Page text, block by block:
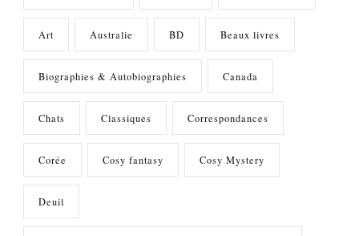
Art Australie BD Beaux livres
Biographies & Autobiographies Canada
Chats Classiques Correspondances
Corée Cosy fantasy Cosy Mystery
Deuil